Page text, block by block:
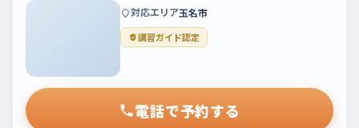
対応エリア玉名市
講習ガイド認定
電話で予約する